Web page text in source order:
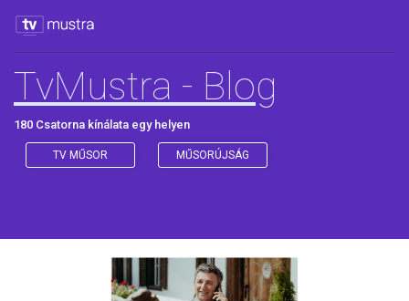
TvMustra - Blog
180 Csatorna kínálata egy helyen
TV MŰSOR MŰSORÚJSÁG